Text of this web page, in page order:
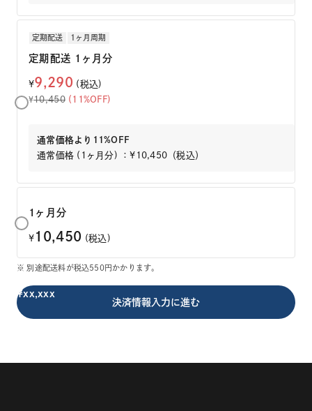
定期配送 1ヶ月周期
定期配送 1ヶ月分
¥9,290 (税込)
¥10,450(11%OFF)
通常価格より11%OFF
通常価格 (1ヶ月分) ：¥10,450（税込）
1ヶ月分
¥ 10,450 (税込)
※ 別途配送料が税込550円かかります。
¥xx,xxx